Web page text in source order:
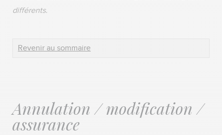
différents.
Revenir au sommaire
Annulation / modification /
assurance